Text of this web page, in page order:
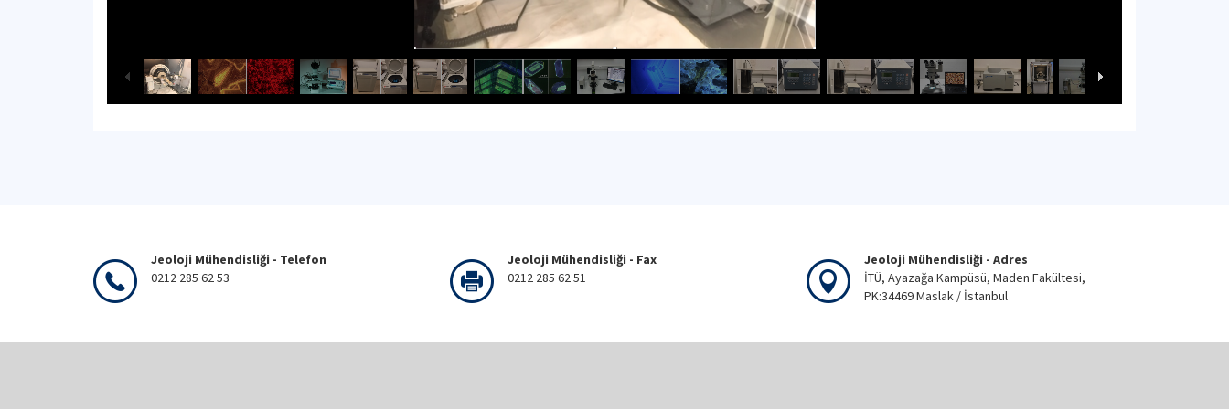
Jeoloji Mühendisliği - Telefon
0212 285 62 53
Jeoloji Mühendisliği - Fax
0212 285 62 51
Jeoloji Mühendisliği - Adres
İTÜ, Ayazağa Kampüsü, Maden Fakültesi,
PK:34469 Maslak / İstanbul